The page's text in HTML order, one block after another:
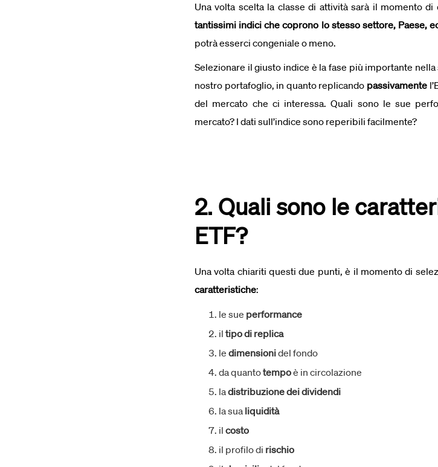
Una volta scelta la classe di attività sarà il momento
tantissimi indici che coprono lo stesso settore, Paese,
potrà esserci congeniale o meno.
Selezionare il giusto indice è la fase più importante
nostro portafoglio, in quanto replicando passivamente
del mercato che ci interessa. Quali sono le sue
mercato? I dati sull’indice sono reperibili facilmente?
2. Quali sono le
ETF?
Una volta chiariti questi due punti, è il momento di
caratteristiche:
le sue performance
il tipo di replica
le dimensionidel fondo
da quantotempoè in circolazione
ladistribuzione dei dividendi
la sua liquidità
il costo
il profilo di rischio